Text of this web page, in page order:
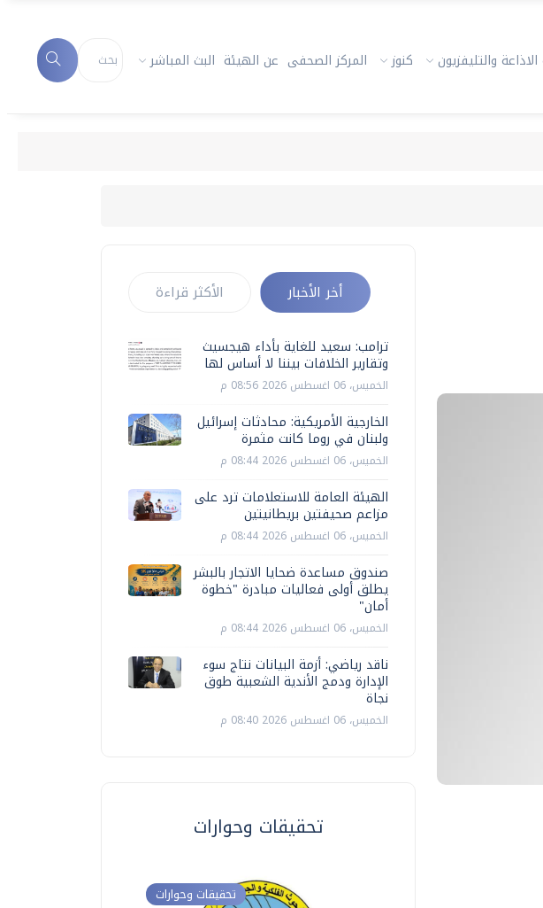
والتليفزيون كنوز المركز الصحفى عن الهيئة البث المباشر
أخر الأخبار الأكثر قراءة
ترامب: سعيد للغاية بأداء هيجسيث
وتقارير الخلافات بيننا لا أساس لها
الخميس، 06 اغسطس 2026 08:56 م
الخارجية الأمريكية: محادثات إسرائيل
ولبنان في روما كانت مثمرة
الخميس، 06 اغسطس 2026 08:44 م
الهيئة العامة للاستعلامات ترد على
مزاعم صحيفتين بريطانيتين
الخميس، 06 اغسطس 2026 08:44 م
صندوق مساعدة ضحايا الاتجار بالبشر
يطلق أولى فعاليات مبادرة "خطوة
أمان"
الخميس، 06 اغسطس 2026 08:44 م
ناقد رياضي: أزمة البيانات نتاج سوء
الإدارة ودمج الأندية الشعبية طوق
نجاة
الخميس، 06 اغسطس 2026 08:40 م
تحقيقات وحوارات
تحقيقات وحوارات